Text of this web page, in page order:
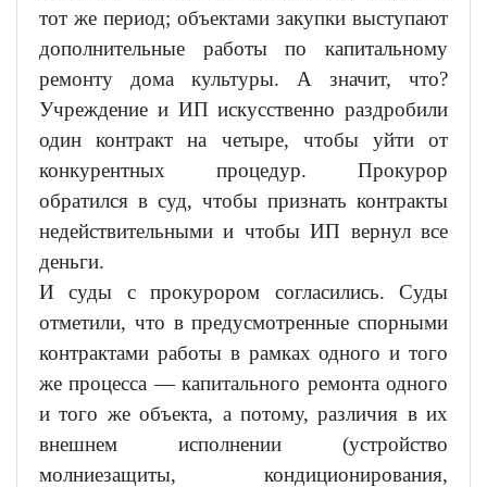
тот же период; объектами закупки выступают
дополнительные работы по капитальному
ремонту дома культуры. А значит, что?
Учреждение и ИП искусственно раздробили
один контракт на четыре, чтобы уйти от
конкурентных процедур. Прокурор
обратился в суд, чтобы признать контракты
недействительными и чтобы ИП вернул все
деньги.
И суды с прокурором согласились. Суды
отметили, что в предусмотренные спорными
контрактами работы в рамках одного и того
же процесса — капитального ремонта одного
и того же объекта, а потому, различия в их
внешнем исполнении (устройство
молниезащиты, кондиционирования,